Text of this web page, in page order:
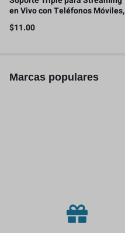
en Vivo con Teléfonos Móviles,
con 2 clips para teléfono
$11.00
Marcas populares